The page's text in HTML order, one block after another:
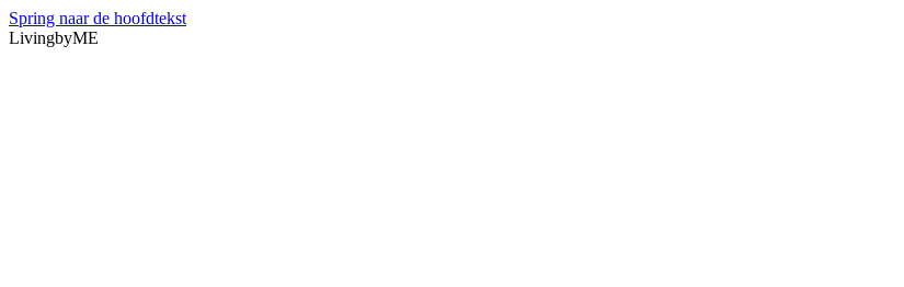
Spring naar de hoofdtekst
LivingbyME